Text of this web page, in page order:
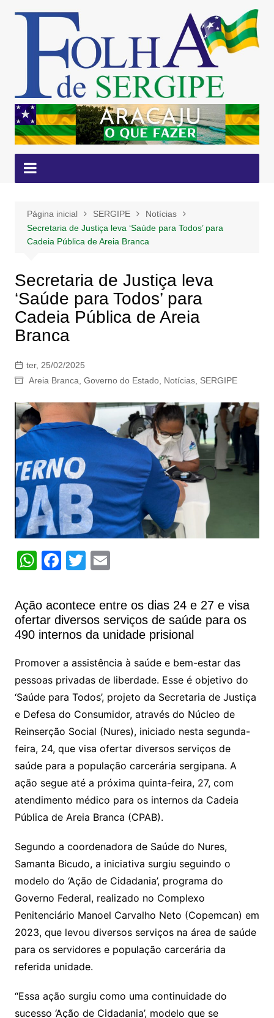
conteúdo
Página inicial SERGIPE
Notícias
Secretaria de Justiça leva ‘Saúde para Todos’ para
Cadeia Pública de Areia Branca
Secretaria de Justiça leva
‘Saúde para Todos’ para
Cadeia Pública de Areia
Branca
ter, 25/02/2025
Areia Branca, Governo do Estado, Notícias, SERGIPE
W
at
s
A
p
p
F
c
e
b
o
o
k
T
itt
er
E
ai
l
Ação acontece entre os dias 24 e 27 e visa
ofertar diversos serviços de saúde para os
490 internos da unidade prisional
Promover a assistência à saúde e bem-estar das
pessoas privadas de liberdade. Esse é objetivo do
‘Saúde para Todos’, projeto da Secretaria de Justiça
e Defesa do Consumidor, através do Núcleo de
Reinserção Social (Nures), iniciado nesta segunda-
feira, 24, que visa ofertar diversos serviços de
saúde para a população carcerária sergipana. A
ação segue até a próxima quinta-feira, 27, com
atendimento médico para os internos da Cadeia
Pública de Areia Branca (CPAB).
Segundo a coordenadora de Saúde do Nures,
Samanta Bicudo, a iniciativa surgiu seguindo o
modelo do ‘Ação de Cidadania’, programa do
Governo Federal, realizado no Complexo
Penitenciário Manoel Carvalho Neto (Copemcan) em
2023, que levou diversos serviços na área de saúde
para os servidores e população carcerária da
referida unidade.
“Essa ação surgiu como uma continuidade do
sucesso ‘Ação de Cidadania’, modelo que se